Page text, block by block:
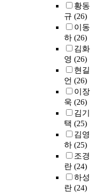
황동
규 (26)
이동
하 (26)
김화
영 (26)
현길
언 (26)
이장
욱 (26)
김기
택 (25)
김영
하 (25)
조경
란 (24)
하성
란 (24)